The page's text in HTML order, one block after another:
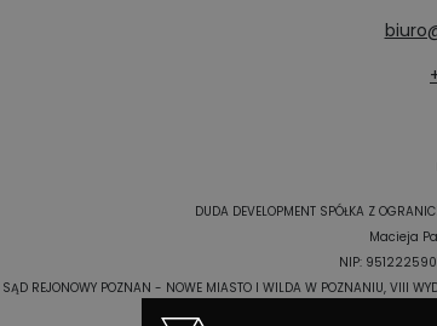
DUDA DEVELOPMENT SPÓŁKA Z
Macieja
NIP:
SĄD REJONOWY POZNAN - NOWE MIASTO I WILDA W POZNANIU, VIII